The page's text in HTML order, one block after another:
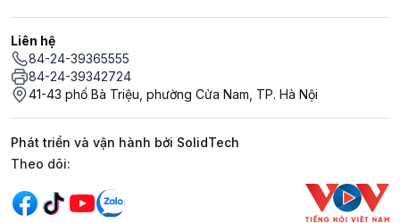
Liên hệ
84-24-39365555
84-24-39342724
41-43 phố Bà Triệu, phường Cửa Nam, TP. Hà Nội
Phát triển và vận hành bởi SolidTech
Mạng xã hội
Theo dõi: